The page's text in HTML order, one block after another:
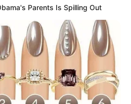
Bakı sığorta hardan alınır
Bizi Twitter-da
izləyin
Parents Is Spilling Out